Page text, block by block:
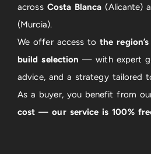
across Costa Blanca(Alicante)
(Murcia).
We offer access tothe
build selection — with expert
advice, and a strategy tailored
As a buyer, you benefit from
cost — our service is 100%